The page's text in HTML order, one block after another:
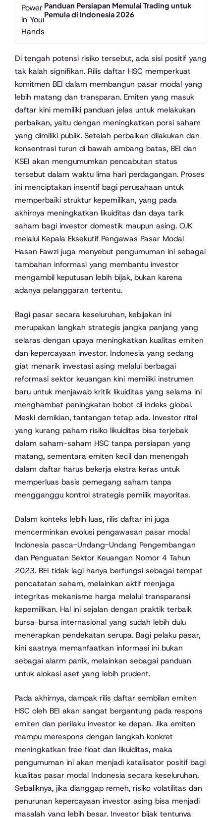
Panduan Persiapan Memulai Trading untuk
Pemula di Indonesia 2026
Di tengah potensi risiko tersebut, ada sisi positif yang
tak kalah signifikan. Rilis daftar HSC memperkuat
komitmen BEI dalam membangun pasar modal yang
lebih matang dan transparan. Emiten yang masuk
daftar kini memiliki panduan jelas untuk melakukan
perbaikan, yaitu dengan meningkatkan porsi saham
yang dimiliki publik. Setelah perbaikan dilakukan dan
konsentrasi turun di bawah ambang batas, BEI dan
KSEI akan mengumumkan pencabutan status
tersebut dalam waktu lima hari perdagangan. Proses
ini menciptakan insentif bagi perusahaan untuk
memperbaiki struktur kepemilikan, yang pada
akhirnya meningkatkan likuiditas dan daya tarik
saham bagi investor domestik maupun asing. OJK
melalui Kepala Eksekutif Pengawas Pasar Modal
Hasan Fawzi juga menyebut pengumuman ini sebagai
tambahan informasi yang membantu investor
mengambil keputusan lebih bijak, bukan karena
adanya pelanggaran tertentu.
Bagi pasar secara keseluruhan, kebijakan ini
merupakan langkah strategis jangka panjang yang
selaras dengan upaya meningkatkan kualitas emiten
dan kepercayaan investor. Indonesia yang sedang
giat menarik investasi asing melalui berbagai
reformasi sektor keuangan kini memiliki instrumen
baru untuk menjawab kritik likuiditas yang selama ini
menghambat peningkatan bobot di indeks global.
Meski demikian, tantangan tetap ada. Investor ritel
yang kurang paham risiko likuiditas bisa terjebak
dalam saham-saham HSC tanpa persiapan yang
matang, sementara emiten kecil dan menengah
dalam daftar harus bekerja ekstra keras untuk
memperluas basis pemegang saham tanpa
mengganggu kontrol strategis pemilik mayoritas.
Dalam konteks lebih luas, rilis daftar ini juga
mencerminkan evolusi pengawasan pasar modal
Indonesia pasca-Undang-Undang Pengembangan
dan Penguatan Sektor Keuangan Nomor 4 Tahun
2023. BEI tidak lagi hanya berfungsi sebagai tempat
pencatatan saham, melainkan aktif menjaga
integritas mekanisme harga melalui transparansi
kepemilikan. Hal ini sejalan dengan praktik terbaik
bursa-bursa internasional yang sudah lebih dulu
menerapkan pendekatan serupa. Bagi pelaku pasar,
kini saatnya memanfaatkan informasi ini bukan
sebagai alarm panik, melainkan sebagai panduan
untuk alokasi aset yang lebih prudent.
Pada akhirnya, dampak rilis daftar sembilan emiten
HSC oleh BEI akan sangat bergantung pada respons
emiten dan perilaku investor ke depan. Jika emiten
mampu merespons dengan langkah konkret
meningkatkan free float dan likuiditas, maka
pengumuman ini akan menjadi katalisator positif bagi
kualitas pasar modal Indonesia secara keseluruhan.
Sebaliknya, jika dianggap remeh, risiko volatilitas dan
penurunan kepercayaan investor asing bisa menjadi
masalah yang lebih besar. Investor bijak tentunya